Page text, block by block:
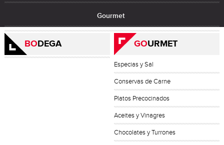
Gourmet
BODEGA GOURMET
Especias y Sal
Conservas de Carne
Platos Precocinados
Aceites y Vinagres
Chocolates y Turrones